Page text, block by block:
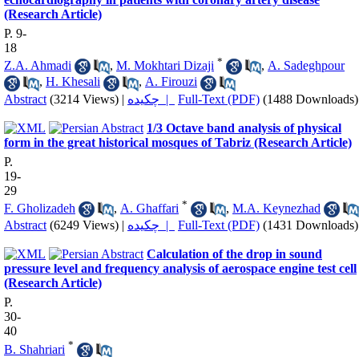
(Research Article)
P. 9-
18
Z.A. Ahmadi
, M. Mokhtari Dizaji * , A. Sadeghpour
, H. Khesali , A. Firouzi
Abstract (3214 Views) | چکیده | Full-Text (PDF) (1488 Downloads)
1/3 Octave band analysis of physical
form in the great historical mosques of Tabriz (Research Article)
P.
19-
29
F. Gholizadeh
, A. Ghaffari * , M.A. Keynezhad
Abstract (6249 Views) | چکیده | Full-Text (PDF) (1431 Downloads)
Calculation of the drop in sound
pressure level and frequency analysis of aerospace engine test cell
(Research Article)
P.
30-
40
B. Shahriari *